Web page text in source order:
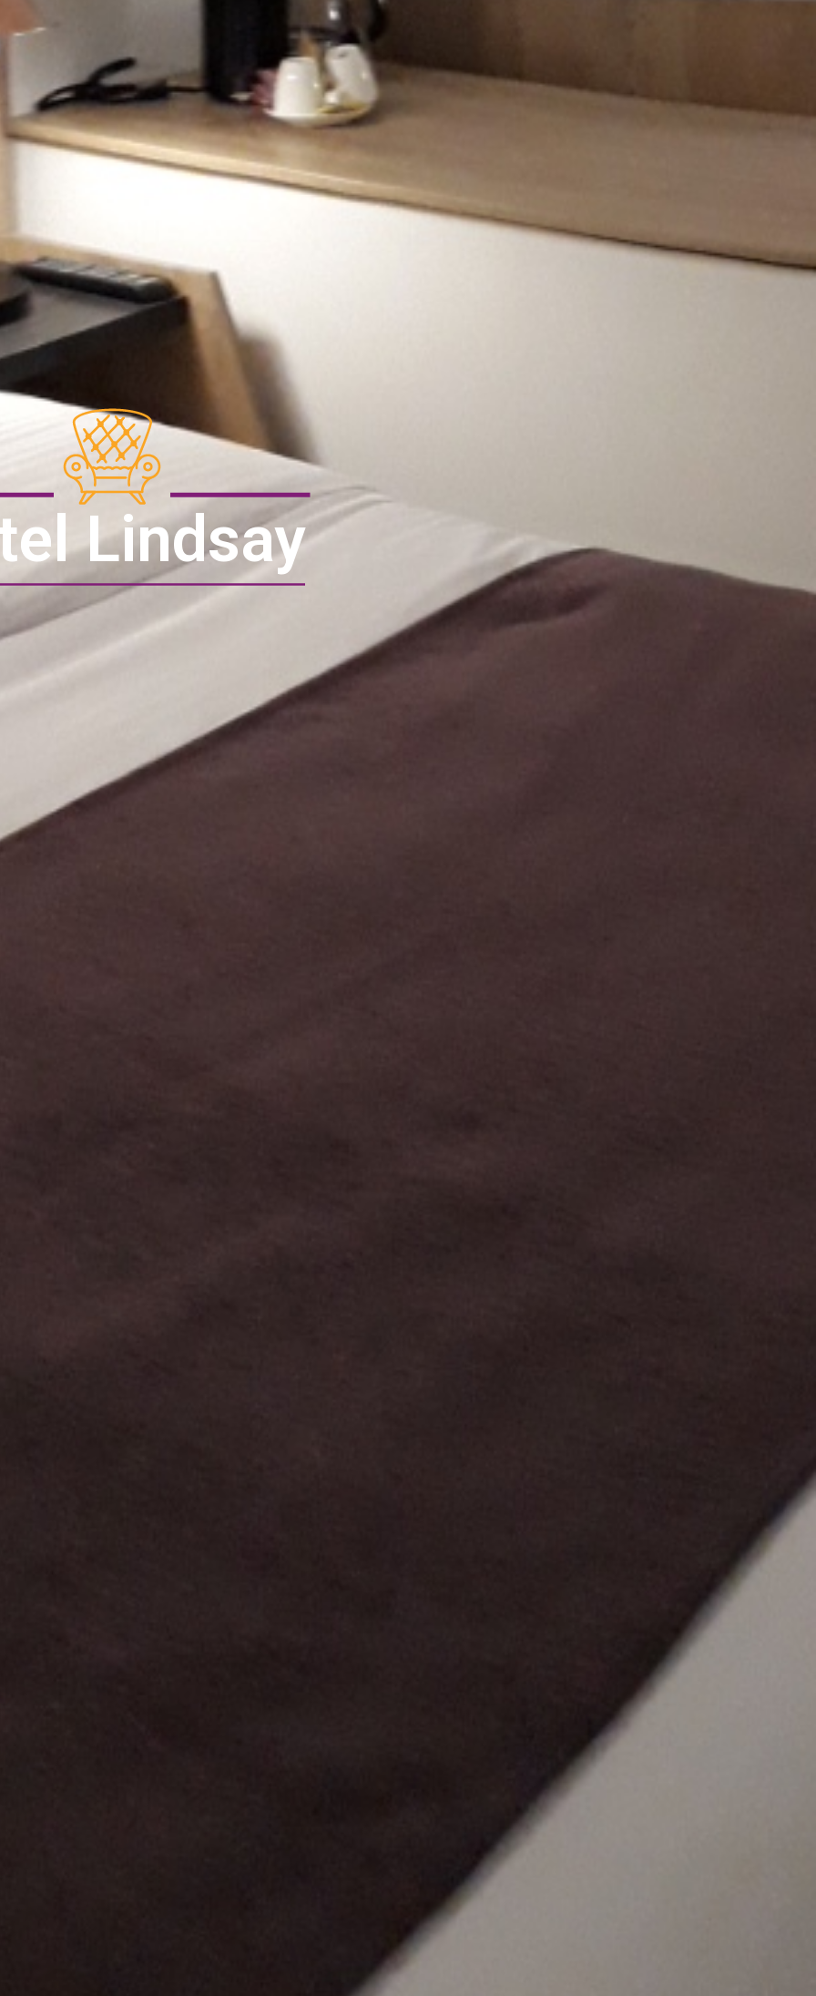
Lindsay